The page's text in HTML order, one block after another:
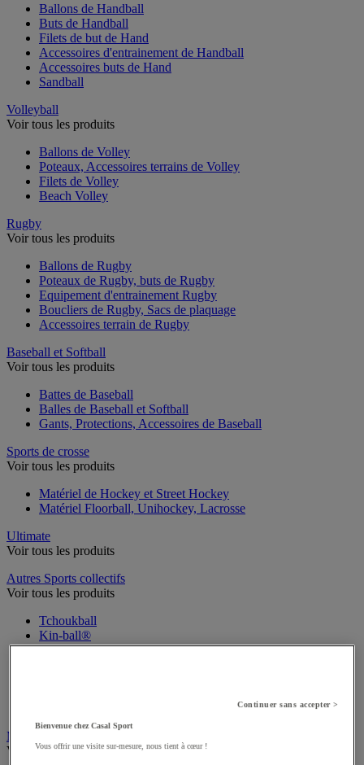
Ballons de Handball
Buts de Handball
Filets de but de Hand
Accessoires d'entrainement de Handball
Accessoires buts de Hand
Sandball
Volleyball
Voir tous les produits
Ballons de Volley
Poteaux, Accessoires terrains de Volley
Filets de Volley
Beach Volley
Rugby
Voir tous les produits
Ballons de Rugby
Poteaux de Rugby, buts de Rugby
Equipement d'entrainement Rugby
Boucliers de Rugby, Sacs de plaquage
Accessoires terrain de Rugby
Baseball et Softball
Voir tous les produits
Battes de Baseball
Balles de Baseball et Softball
Gants, Protections, Accessoires de Baseball
Sports de crosse
Voir tous les produits
Matériel de Hockey et Street Hockey
Matériel Floorball, Unihockey, Lacrosse
Ultimate
Voir tous les produits
Autres Sports collectifs
Voir tous les produits
Tchoukball
Kin-ball®
Spikeball
Mini buts
Voir tous les produits
Continuer sans accepter >
Bienvenue chez Casal Sport
Vous offrir une visite sur-mesure, nous tient à cœur !